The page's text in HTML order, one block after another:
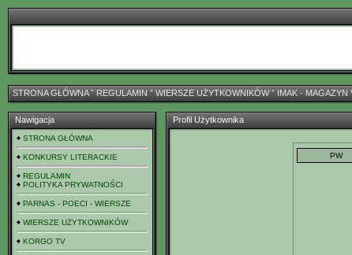
STRONA GŁÓWNAˇ REGULAMIN ˇ WIERSZE UŻYTKOWNIKÓWˇ IMAK - MAGAZYN
Nawigacja
STRONA GŁÓWNA
KONKURSY LITERACKIE
REGULAMIN
POLITYKA PRYWATNOŚCI
PARNAS - POECI - WIERSZE
WIERSZE UŻYTKOWNIKÓW
KORGO TV
Profil Użytkownika